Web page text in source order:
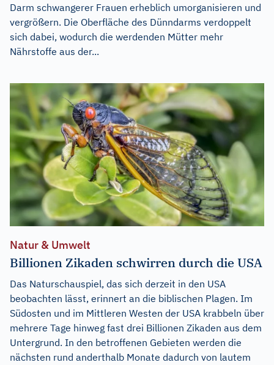
Darm schwangerer Frauen erheblich umorganisieren und
vergrößern. Die Oberfläche des Dünndarms verdoppelt
sich dabei, wodurch die werdenden Mütter mehr
Nährstoffe aus der...
Natur & Umwelt
Billionen Zikaden schwirren durch die USA
Das Naturschauspiel, das sich derzeit in den USA
beobachten lässt, erinnert an die biblischen Plagen. Im
Südosten und im Mittleren Westen der USA krabbeln über
mehrere Tage hinweg fast drei Billionen Zikaden aus dem
Untergrund. In den betroffenen Gebieten werden die
nächsten rund anderthalb Monate dadurch von lautem